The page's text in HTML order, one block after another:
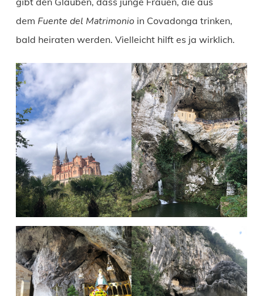
dem Fuente del Matrimonioin Covadonga trinken,
bald heiraten werden. Vielleicht hilft es ja wirklich.